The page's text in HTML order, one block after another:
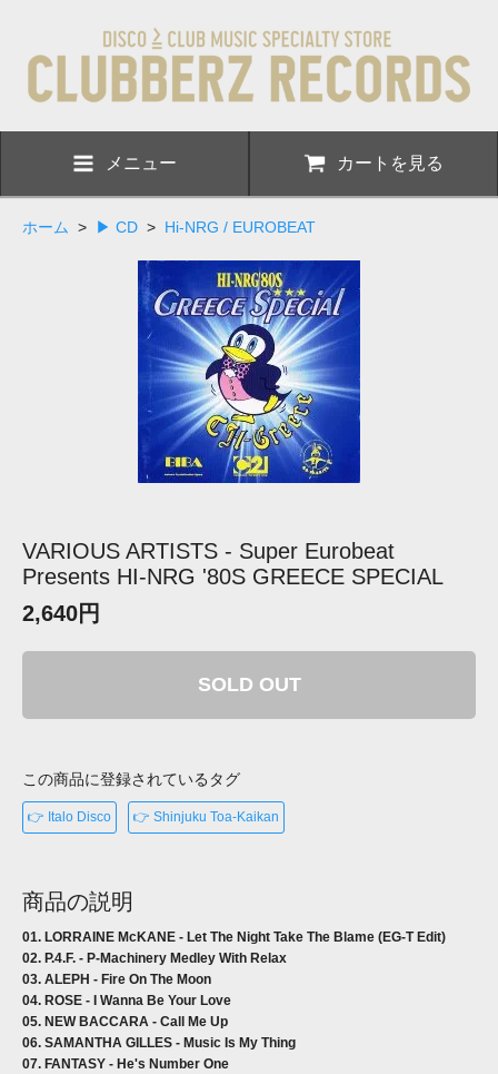
メニュー カートを見る
ホーム > ▶ CD > Hi-NRG / EUROBEAT
VARIOUS ARTISTS - Super Eurobeat
Presents HI-NRG '80S GREECE SPECIAL
2,640円
SOLD OUT
この商品に登録されているタグ
👉 Italo Disco 👉 Shinjuku Toa-Kaikan
商品の説明
01. LORRAINE McKANE - Let The Night Take The Blame (EG-T Edit)
02. P.4.F. - P-Machinery Medley With Relax
03. ALEPH - Fire On The Moon
04. ROSE - I Wanna Be Your Love
05. NEW BACCARA - Call Me Up
06. SAMANTHA GILLES - Music Is My Thing
07. FANTASY - He's Number One